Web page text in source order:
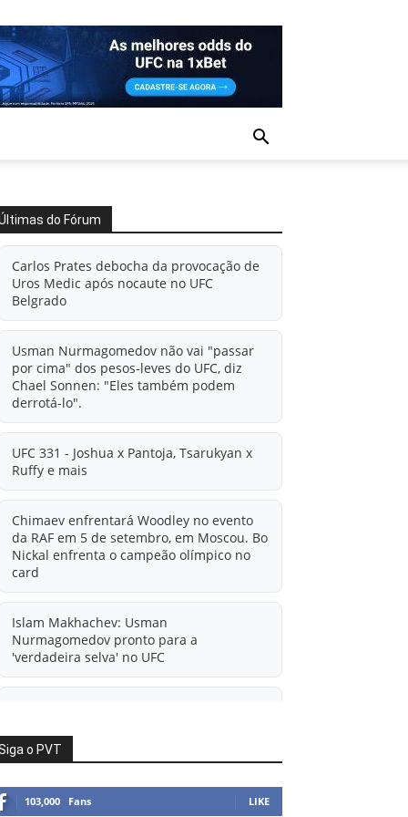
do Fórum
Carlos Prates debocha da provocação de
Uros Medic após nocaute no UFC
Belgrado
Usman Nurmagomedov não vai "passar
por cima" dos pesos-leves do UFC, diz
Chael Sonnen: "Eles também podem
derrotá-lo".
UFC 331 - Joshua x Pantoja, Tsarukyan x
Ruffy e mais
Chimaev enfrentará Woodley no evento
da RAF em 5 de setembro, em Moscou. Bo
Nickal enfrenta o campeão olímpico no
card
Islam Makhachev: Usman
Nurmagomedov pronto para a
'verdadeira selva' no UFC
informações sobre possível mudança
para o UFC após novas negociações.
Islam Makhachev: Há concorrentes
o PVT
103,000 Fans LIKE